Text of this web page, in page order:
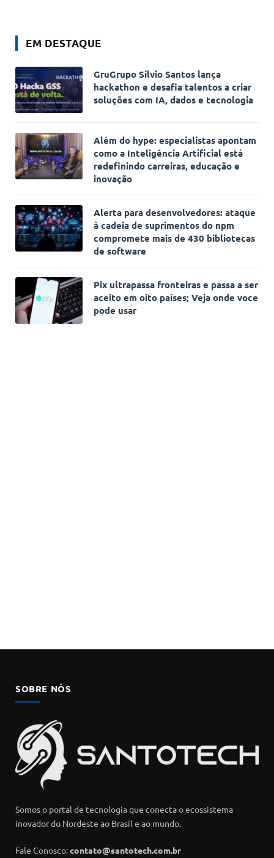
EM DESTAQUE
GruGrupo Silvio Santos lança
hackathon e desafia talentos a criar
soluções com IA, dados e tecnologia
Além do hype: especialistas apontam
como a Inteligência Artificial está
redefinindo carreiras, educação e
inovação
Alerta para desenvolvedores: ataque
à cadeia de suprimentos do npm
compromete mais de 430 bibliotecas
de software
Pix ultrapassa fronteiras e passa a ser
aceito em oito países; Veja onde voce
pode usar
SOBRE NÓS
Somos o portal de tecnologia que conecta o ecossistema
inovador do Nordeste ao Brasil e ao mundo.
Fale Conosco:contato@santotech.com.br